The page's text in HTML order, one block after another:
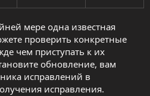
мере одна известная
проверить конкретные
чем приступать к их
обновление, вам
исправлений в
исправления.